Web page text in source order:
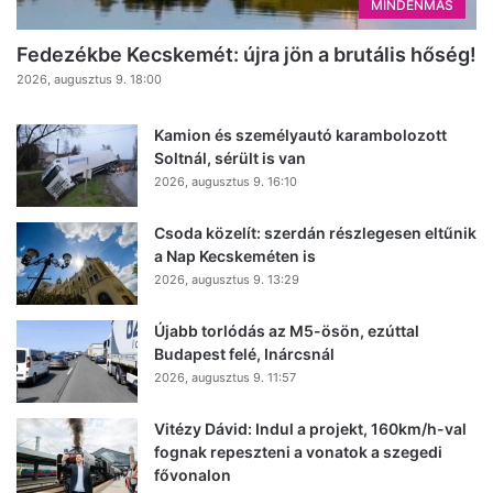
MINDENMÁS
Fedezékbe Kecskemét: újra jön a brutális hőség!
2026, augusztus 9. 18:00
Kamion és személyautó karambolozott
Soltnál, sérült is van
2026, augusztus 9. 16:10
Csoda közelít: szerdán részlegesen eltűnik
a Nap Kecskeméten is
2026, augusztus 9. 13:29
Újabb torlódás az M5-ösön, ezúttal
Budapest felé, Inárcsnál
2026, augusztus 9. 11:57
Vitézy Dávid: Indul a projekt, 160km/h-val
fognak repeszteni a vonatok a szegedi
fővonalon